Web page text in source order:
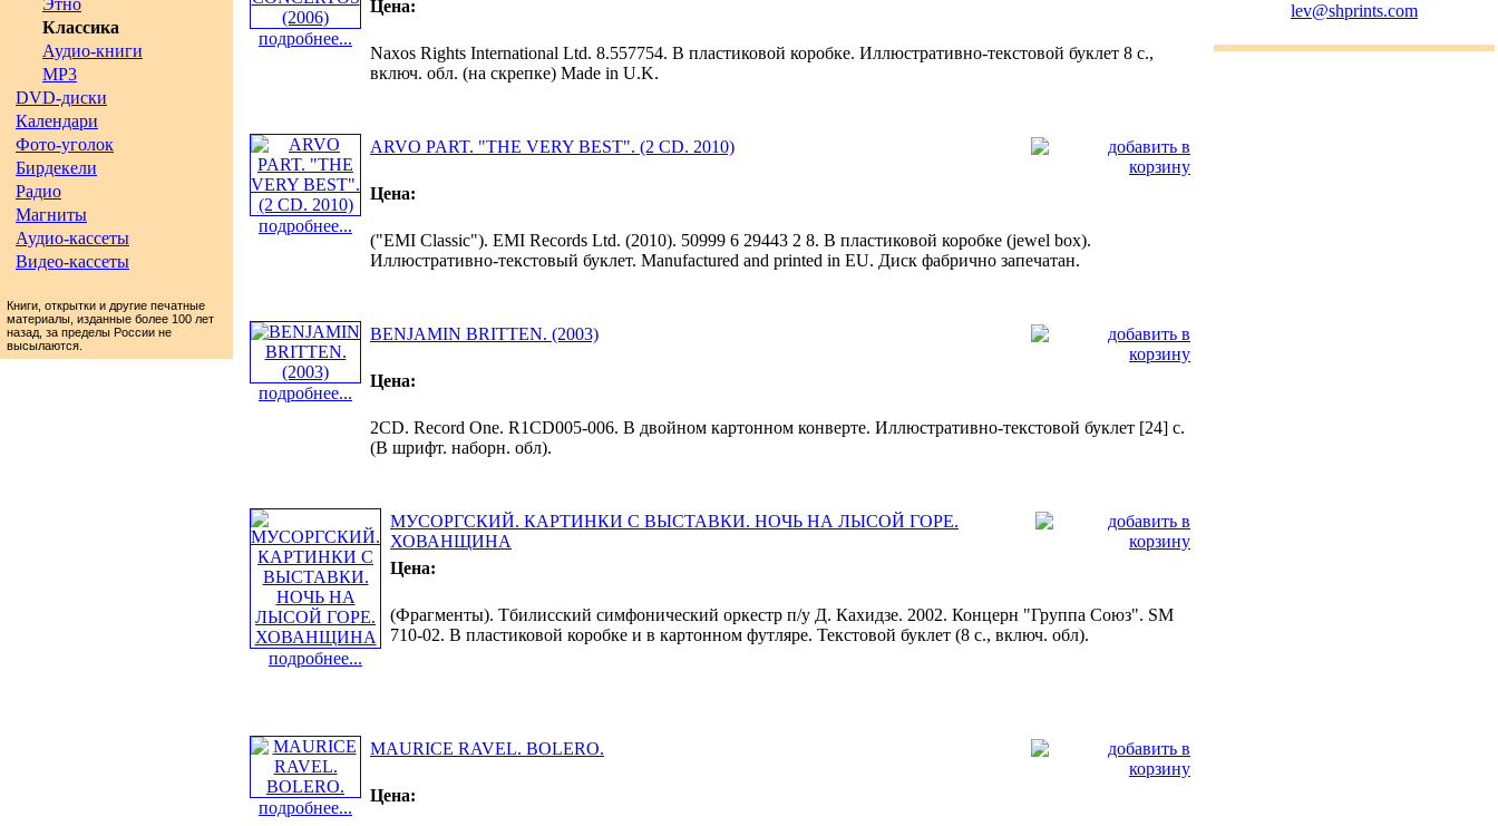
Этно
Классика
Аудио-книги
MP3
DVD-диски
Календари
Фото-уголок
Бирдекели
Радио
Магниты
Аудио-кассеты
Видео-кассеты
Книги, открытки и другие печатные
материалы, изданные более 100 лет
назад, за пределы России не
высылаются.
подробнее...
Цена:
Naxos Rights International Ltd. 8.557754. В пластиковой коробке. Иллюстративно-текстовой буклет 8 с.,
включ. обл. (на скрепке) Made in U.K.
подробнее...
ARVO PART. "THE VERY BEST". (2 CD. 2010)
Цена:
("EMI Classic"). EMI Records Ltd. (2010). 50999 6 29443 2 8. В пластиковой коробке (jewel box).
Иллюстративно-текстовый буклет. Manufactured and printed in EU. Диск фабрично запечатан.
подробнее...
BENJAMIN BRITTEN. (2003)
Цена:
2CD. Record One. R1CD005-006. В двойном картонном конверте. Иллюстративно-текстовой буклет [24] с.
(В шрифт. наборн. обл).
подробнее...
МУСОРГСКИЙ. КАРТИНКИ С ВЫСТАВКИ. НОЧЬ НА ЛЫСОЙ ГОРЕ.
ХОВАНЩИНА
Цена:
(Фрагменты). Тбилисский симфонический оркестр п/у Д. Кахидзе. 2002. Концерн "Группа Союз". SM
710-02. В пластиковой коробке и в картонном футляре. Текстовой буклет (8 с., включ. обл).
подробнее...
MAURICE RAVEL. BOLERO.
Цена:
lev@shprints.com